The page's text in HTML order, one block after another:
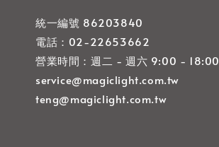
統一編號 86203840
電話：02-22653662
營業時間：週二 - 週六 9:00 - 18:00
service@magiclight.com.tw
teng@magiclight.com.tw